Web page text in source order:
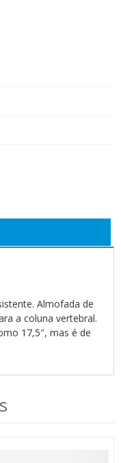
Almofada de
a coluna vertebral.
17,5″, mas é de